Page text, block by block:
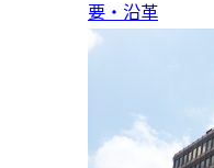
要・沿革